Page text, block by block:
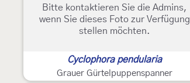
Bitte kontaktieren Sie die Admins,
wenn Sie dieses Foto zur Verfügung
stellen möchten.
Cyclophora pendularia
Grauer Gürtelpuppenspanner